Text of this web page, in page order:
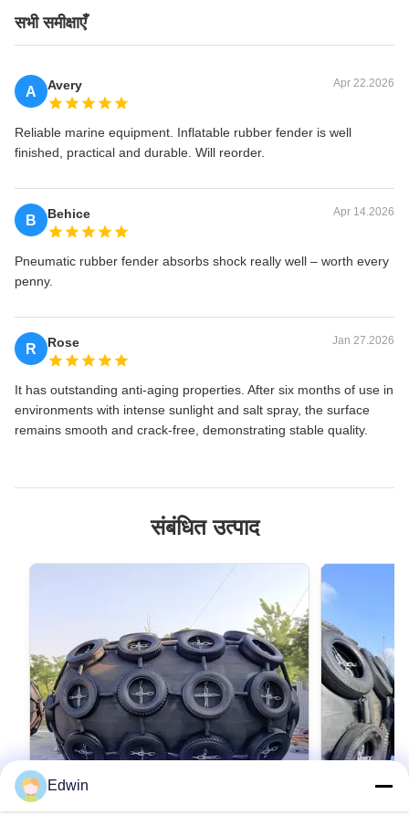
सभी समीक्षाएँ
A Avery Apr 22.2026
Reliable marine equipment. Inflatable rubber fender is well
finished, practical and durable. Will reorder.
B Behice Apr 14.2026
Pneumatic rubber fender absorbs shock really well – worth every
penny.
R Rose Jan 27.2026
It has outstanding anti-aging properties. After six months of use in
environments with intense sunlight and salt spray, the surface
remains smooth and crack-free, demonstrating stable quality.
संबंधित उत्पाद
Edwin